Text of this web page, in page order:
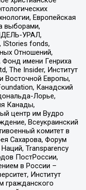
Европейская
выборами,
УРАЛ,
IStories fonds,
Отношений,
имени Генриха
The Insider, Институт
Восточной Европы,
Канадский
Лорье,
Канады,
центр им Вудро
Всеукраинский
комитет в
Сахарова, Форум
Transparеncy
ПостРоссии,
в России –
Институт
гражданского